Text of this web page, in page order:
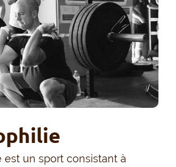
est un sport consistant à